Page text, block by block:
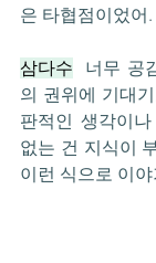
은 타협점이었어.
삼다수
너무 공
의 권위에 기대
판적인 생각이
없는 건 지식이
이런 식으로 이